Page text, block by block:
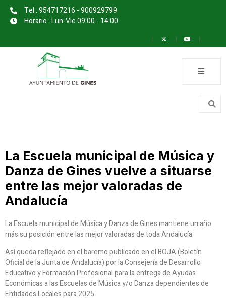
Tel : 954717216 - 900929799
Horario : Lun-Vie 09:00 - 14:00
La Escuela municipal de Música y
Danza de Gines vuelve a situarse
entre las mejor valoradas de
Andalucía
La Escuela municipal de Música y Danza de Gines mantiene un año
más su posición entre las mejor valoradas de toda Andalucía.
Así queda reflejado en el baremo publicado en el BOJA (Boletín
Oficial de la Junta de Andalucía) por la Consejería de Desarrollo
Educativo y Formación Profesional para la entrega de Ayudas
Económicas a las Escuelas de Música y/o Danza dependientes de
Entidades Locales para 2025.